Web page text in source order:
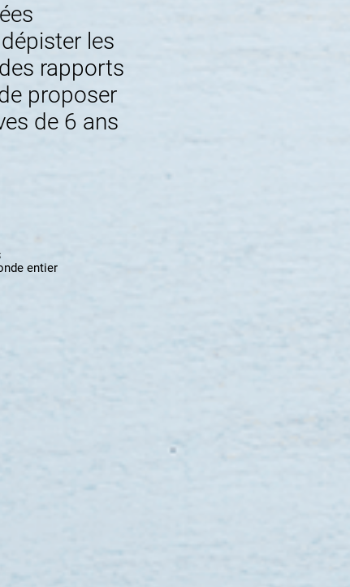
les
rapports
proposer
de 6 ans
entier